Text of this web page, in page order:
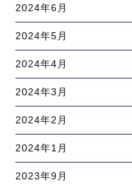
2024年6月
2024年5月
2024年4月
2024年3月
2024年2月
2024年1月
2023年9月